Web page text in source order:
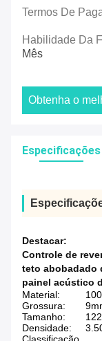
Termos De
Habilidade Da
Mês
Obtenha o
Especificações
Destacar:
Controle de
teto abobadado
painel acústico
Material:
Grossura:
Tamanho:
Densidade: